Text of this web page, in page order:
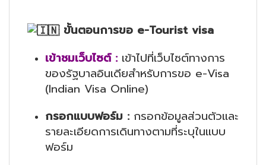
ขั้นตอนการขอ e-Tourist visa
เข้าชมเว็บไซต์:เข้าไปที่เว็บไซต์ทางการ
ของรัฐบาลอินเดียสำหรับการขอ e-Visa
(Indian Visa Online)
กรอกแบบฟอร์ม :กรอกข้อมูลส่วนตัวและ
รายละเอียดการเดินทางตามที่ระบุในแบบ
ฟอร์ม